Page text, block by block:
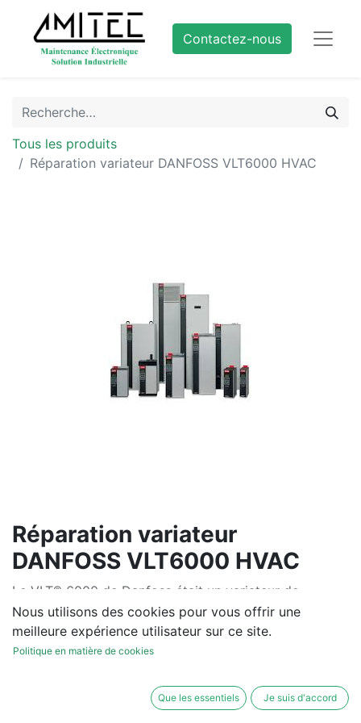
Contactez-nous
Tous les produits
Réparation variateur DANFOSS VLT6000 HVAC
Réparation variateur
DANFOSS VLT6000 HVAC
Le VLT® 6000 de Danfoss était un variateur de
fréquence dédié aux applications HVAC (chauffage,
ventilation, climatisation). Conçu pour piloter
efficacement pompes et ventilateurs, il offrait des
l’optimisation énergétique automatique (AEO) et le
mode veille. Il intégrait des options de communication
Nous utilisons des cookies pour vous offrir une
meilleure expérience utilisateur sur ce site.
Politique en matière de cookies
Que les essentiels Je suis d'accord